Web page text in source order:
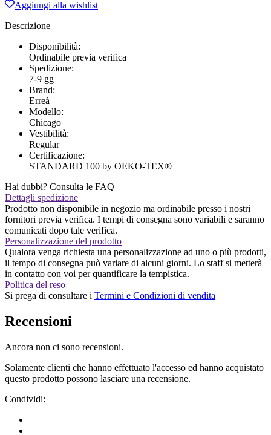
CHICAGO
ROYAL-
quantità
Aggiungi alla wishlist
Descrizione
Disponibilità:
Ordinabile previa verifica
Spedizione:
7-9 gg
Brand:
Erreà
Modello:
Chicago
Vestibilità:
Regular
Certificazione:
STANDARD 100 by OEKO-TEX®
Hai dubbi? Consulta le FAQ
Dettagli spedizione
Prodotto non disponibile in negozio ma ordinabile presso i nostri
fornitori previa verifica. I tempi di consegna sono variabili e saranno
comunicati dopo tale verifica.
Personalizzazione del prodotto
Qualora venga richiesta una personalizzazione ad uno o più prodotti,
il tempo di consegna può variare di alcuni giorni. Lo staff si metterà
in contatto con voi per quantificare la tempistica.
Politica del reso
Si prega di consultare i Termini e Condizioni di vendita
Recensioni
Ancora non ci sono recensioni.
Solamente clienti che hanno effettuato l'accesso ed hanno acquistato
questo prodotto possono lasciare una recensione.
Condividi: